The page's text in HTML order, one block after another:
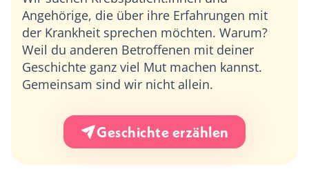
Angehörige, die über ihre Erfahrungen mit
der Krankheit sprechen möchten. Warum?
Weil du anderen Betroffenen mit deiner
Geschichte ganz viel Mut machen kannst.
Gemeinsam sind wir nicht allein.
Geschichte erzählen